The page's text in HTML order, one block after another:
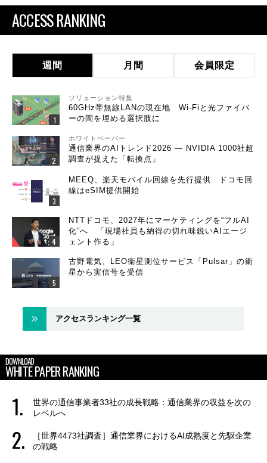
ACCESS RANKING
週間 月間 会員限定
ソリューション特集
60GHz帯無線LANの現在地 Wi-Fiと光ファイバ
ーの間を埋める選択肢に
ホワイトペーパー
通信業界のAIトレンド2026 ― NVIDIA 1000社超
調査が捉えた「転換点」
MEEQ、楽天モバイル回線を先行提供 ドコモ回
線はeSIM提供開始
NTTドコモ、2027年にマーケティングを“フルAI
化”へ 「現場社員も納得の切れ味鋭いAIエージ
ェント作る」
古野電気、LEO衛星測位サービス「Pulsar」の衛
星から実信号を受信
アクセスランキング一覧
DOWNLOAD
WHITE PAPER RANKING
世界の通信事業者33社の成長戦略：通信業界の収益を次の
レベルへ
［世界4473社調査］通信業界におけるAI成熟度と先駆企業
の戦略